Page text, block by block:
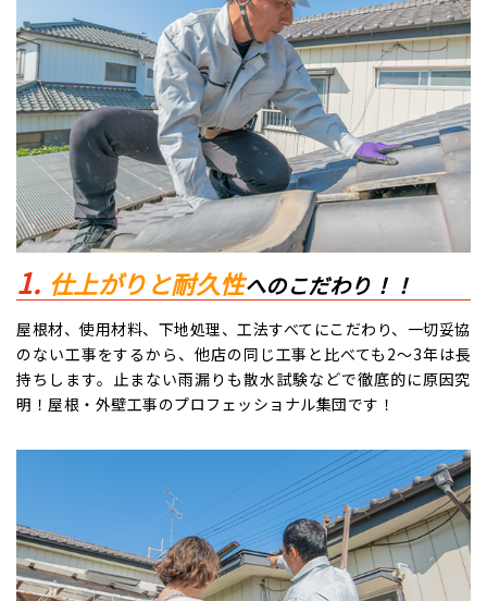
仕上がりと耐久性へのこだわり！！
屋根材、使用材料、下地処理、工法すべてにこだわり、一切妥協
のない工事をするから、他店の同じ工事と比べても2～3年は長
持ちします。止まない雨漏りも散水試験などで徹底的に原因究
明！屋根・外壁工事のプロフェッショナル集団です！